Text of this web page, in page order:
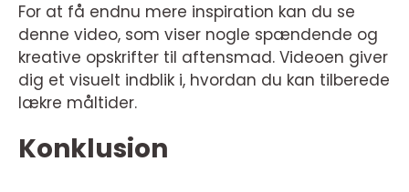
For at få endnu mere inspiration kan du se
denne video, som viser nogle spændende og
kreative opskrifter til aftensmad. Videoen giver
dig et visuelt indblik i, hvordan du kan tilberede
lækre måltider.
Konklusion